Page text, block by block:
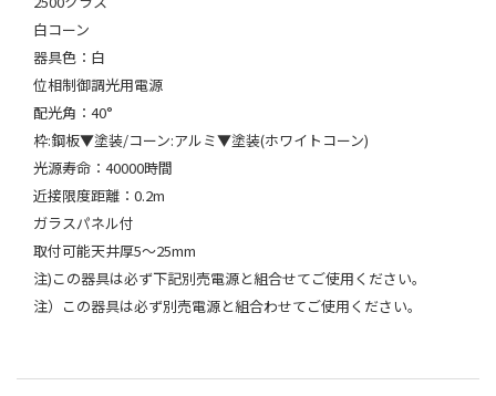
白コーン
器具色：白
位相制御調光用電源
配光角：40°
枠:鋼板▼塗装/コーン:アルミ▼塗装(ホワイトコーン)
光源寿命：40000時間
近接限度距離：0.2m
ガラスパネル付
取付可能天井厚5～25mm
注)この器具は必ず下記別売電源と組合せてご使用ください。
注）この器具は必ず別売電源と組合わせてご使用ください。